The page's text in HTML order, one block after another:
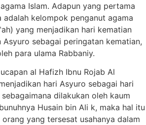
Islam. Adapun yang pertama
adalah kelompok penganut agama
yang menjadikan hari kematian
Asyuro sebagai peringatan kematian,
para ulama Rabbaniy.
al Hafizh Ibnu Rojab Al
hari Asyuro sebagai hari
dilakukan oleh kaum
Husain bin Ali k, maka hal itu
yang tersesat usahanya dalam